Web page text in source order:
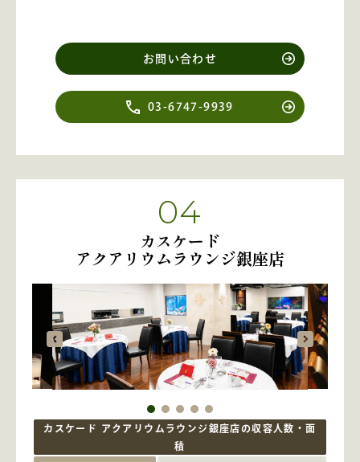
お問い合わせ
03-6747-9939
04
カスケード
アクアリウムラウンジ銀座店
カスケード アクアリウムラウンジ銀座店の収容人数・面
積